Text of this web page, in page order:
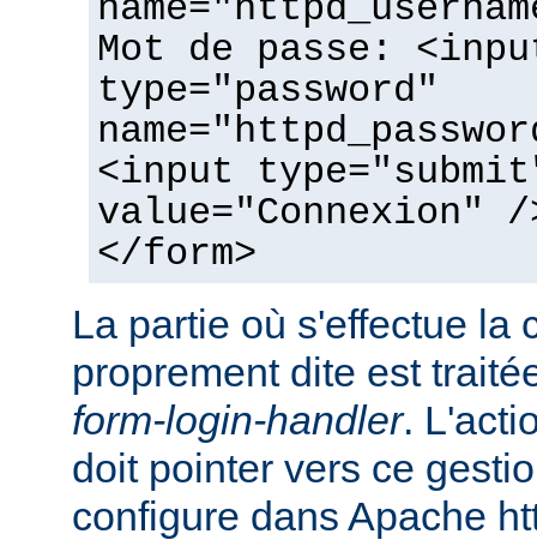
Mot de passe:
type="password"
<input
value="Connexion" /
</form>
La partie où s'effectue la
proprement dite est
form-login-handler.
doit pointer vers ce
configure dans Apache